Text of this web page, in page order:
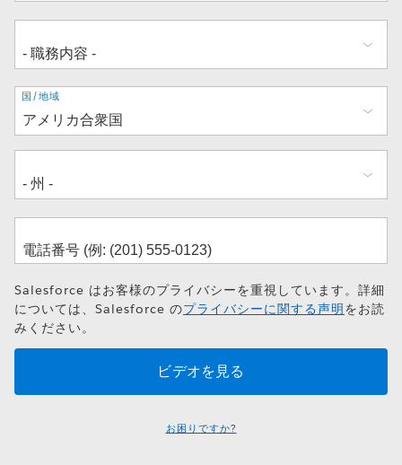
住
所
国/地域
Salesforce はお客様のプライバシーを重視しています。詳細
については、Salesforce のプライバシーに関する声明をお読
みください。
お困りですか?